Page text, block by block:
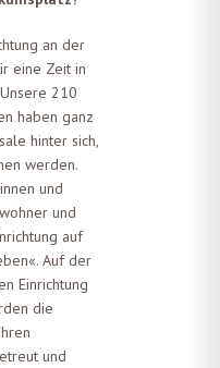
an der
eine Zeit in
210
haben ganz
hinter sich,
werden.
und
und
auf
Auf der
Einrichtung
die
und